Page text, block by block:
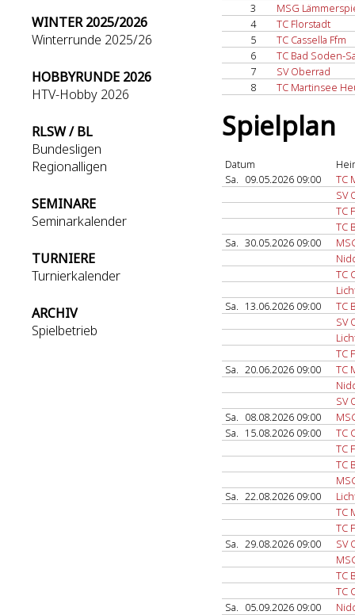
WINTER 2025/2026
Winterrunde 2025/26
HOBBYRUNDE 2026
HTV-Hobby 2026
RLSW / BL
Bundesligen
Regionalligen
SEMINARE
Seminarkalender
TURNIERE
Turnierkalender
ARCHIV
Spielbetrieb
3
MSG
4
TC Florstadt
5
TC Cassella Ffm
6
TC Bad Soden-
7
SV Oberrad
8
TC Martinsee
Spielplan
Datum
Sa. 09.05.2026 09:00
TC
SV
TC
TC
Sa. 30.05.2026 09:00
TC
Sa. 13.06.2026 09:00
TC
SV
TC
Sa. 20.06.2026 09:00
TC
SV
Sa. 08.08.2026 09:00
Sa. 15.08.2026 09:00
TC
TC
TC
Sa. 22.08.2026 09:00
TC
TC
Sa. 29.08.2026 09:00
SV
TC
TC
Sa. 05.09.2026 09:00